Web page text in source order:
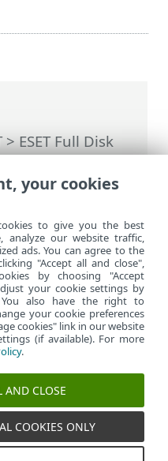
>ESET Full Disk
de ESET Full Disk
cifrado del lado
your cookies
to give you the best
analyze our website traffic,
ads. You can agree to the
"Accept all and close",
by choosing "Accept
your cookie settings by
You also have the right to
your cookie preferences
cookies" link in our website
(if available). For more
.
AND CLOSE
COOKIES ONLY